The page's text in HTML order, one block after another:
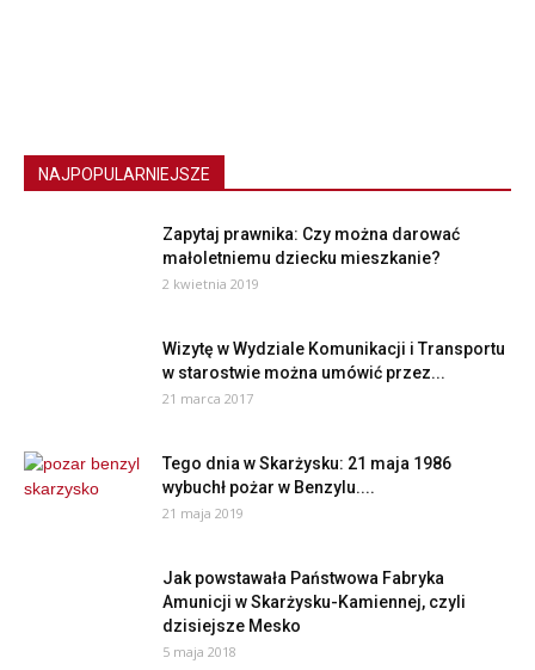
NAJPOPULARNIEJSZE
Zapytaj prawnika: Czy można darować
małoletniemu dziecku mieszkanie?
2 kwietnia 2019
Wizytę w Wydziale Komunikacji i Transportu
w starostwie można umówić przez...
21 marca 2017
Tego dnia w Skarżysku: 21 maja 1986
wybuchł pożar w Benzylu....
21 maja 2019
Jak powstawała Państwowa Fabryka
Amunicji w Skarżysku-Kamiennej, czyli
dzisiejsze Mesko
5 maja 2018